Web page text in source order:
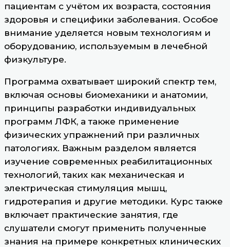
пациентам с учётом их возраста, состояния
здоровья и специфики заболевания. Особое
внимание уделяется новым технологиям и
оборудованию, используемым в лечебной
физкультуре.
Программа охватывает широкий спектр тем,
включая основы биомеханики и анатомии,
принципы разработки индивидуальных
программ ЛФК, а также применение
физических упражнений при различных
патологиях. Важным разделом является
изучение современных реабилитационных
технологий, таких как механическая и
электрическая стимуляция мышц,
гидротерапия и другие методики. Курс также
включает практические занятия, где
слушатели смогут применить полученные
знания на примере конкретных клинических